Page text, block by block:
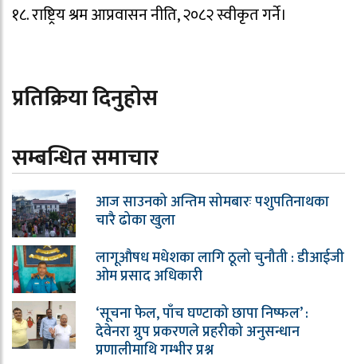
१८. राष्ट्रिय श्रम आप्रवासन नीति, २०८२ स्वीकृत गर्ने।
प्रतिक्रिया दिनुहोस
सम्बन्धित समाचार
आज साउनको अन्तिम सोमबारः पशुपतिनाथका
चारै ढोका खुला
लागूऔषध मधेशका लागि ठूलो चुनौती : डीआईजी
ओम प्रसाद अधिकारी
‘सूचना फेल, पाँच घण्टाको छापा निष्फल’ :
देवेनरा ग्रुप प्रकरणले प्रहरीको अनुसन्धान
प्रणालीमाथि गम्भीर प्रश्न